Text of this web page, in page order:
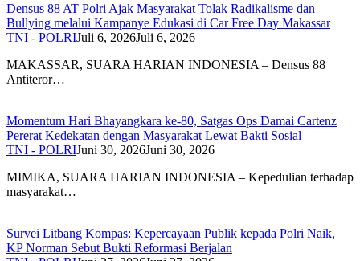
Densus 88 AT Polri Ajak Masyarakat Tolak Radikalisme dan
Bullying melalui Kampanye Edukasi di Car Free Day Makassar
TNI - POLRIJuli 6, 2026Juli 6, 2026
MAKASSAR, SUARA HARIAN INDONESIA – Densus 88
Antiteror…
Momentum Hari Bhayangkara ke-80, Satgas Ops Damai Cartenz
Pererat Kedekatan dengan Masyarakat Lewat Bakti Sosial
TNI - POLRIJuni 30, 2026Juni 30, 2026
MIMIKA, SUARA HARIAN INDONESIA – Kepedulian terhadap
masyarakat…
Survei Litbang Kompas: Kepercayaan Publik kepada Polri Naik,
KP Norman Sebut Bukti Reformasi Berjalan